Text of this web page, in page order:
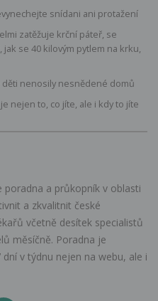
snídani ani protažení
zatěžuje krční páteř, se
se 40 kilovým pytlem na krku,
děti nenosily nesnědené domů
nejen to, co jíte, ale i kdy to jíte
poradna a průkopník v oblasti
a zkvalitnit české
včetně desítek specialistů
měsíčně. Poradna je
v týdnu nejen na webu, ale i